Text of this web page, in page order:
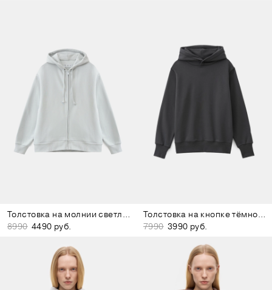
Толстовка на молнии светло-серая
8990 4490 руб.
Толстовка на кнопке тёмно-серая
7990 3990 руб.